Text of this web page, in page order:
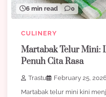
6 min read 0
CULINERY
Martabak Telur Mini:
Penuh Cita Rasa
Trastu
February 25,
Martabak telur mini kini